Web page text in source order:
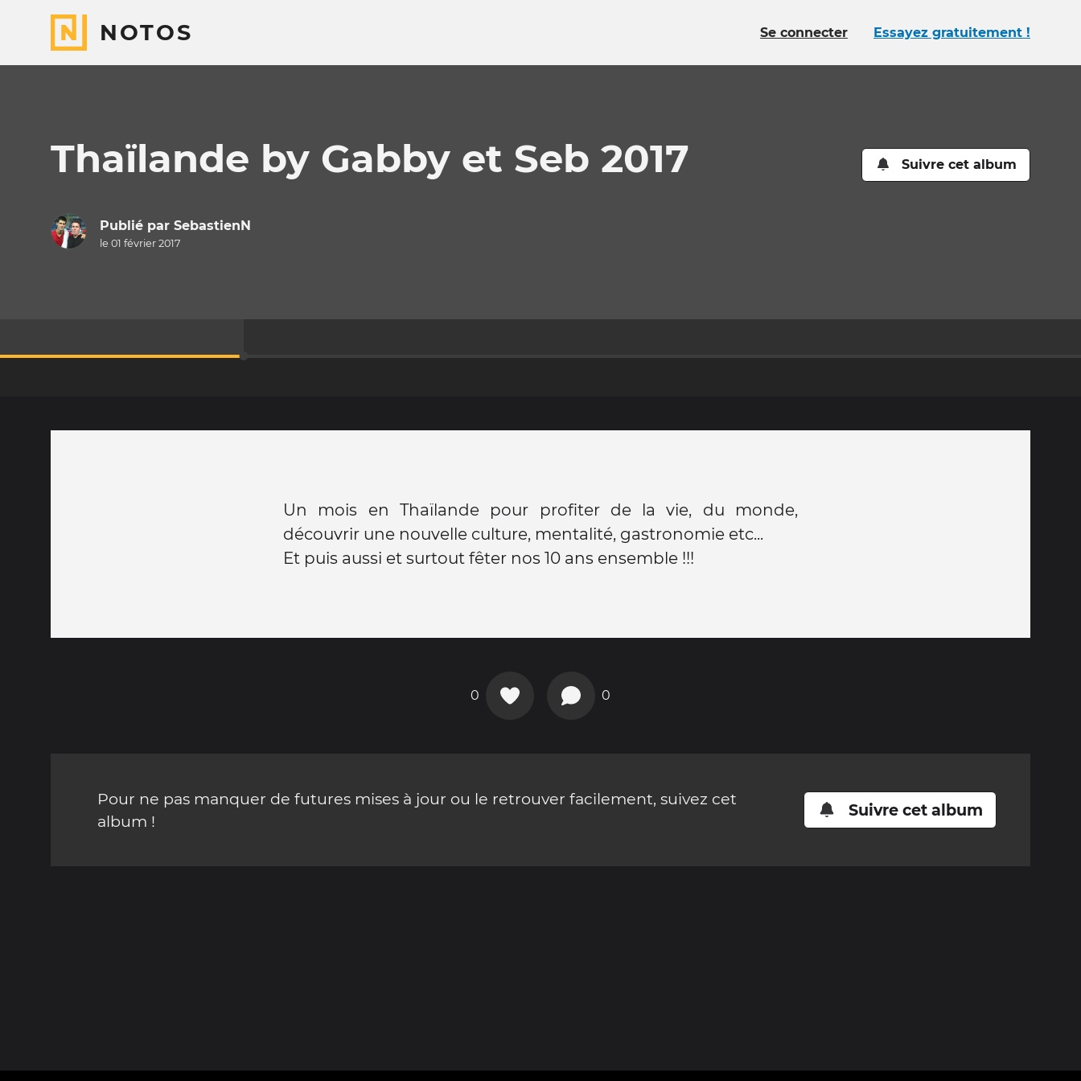
NOTOS Se connecter Essayez gratuitement !
Thaïlande by Gabby et Seb 2017 Suivre cet album
Publié par SebastienN
le 01 février 2017
Un mois en Thaïlande pour profiter de la vie, du monde,
découvrir une nouvelle culture, mentalité, gastronomie etc...
Et puis aussi et surtout fêter nos 10 ans ensemble !!!
0 0
Pour ne pas manquer de futures mises à jour ou le retrouver facilement, suivez cet
album !
Suivre cet album